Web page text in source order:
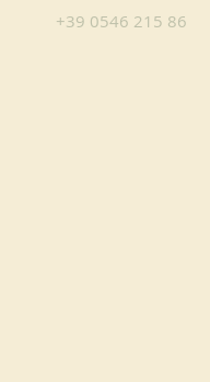
+39 0546 215 86